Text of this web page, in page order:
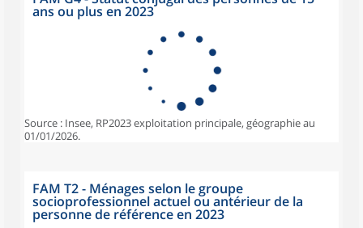
ans ou plus en 2023
Source : Insee, RP2023 exploitation principale, géographie au
01/01/2026.
FAM T2 - Ménages selon le groupe
socioprofessionnel actuel ou antérieur de la
personne de référence en 2023